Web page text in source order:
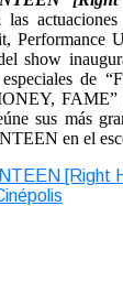
las
Performance
show
de
FAME”
sus más
en el
[Right